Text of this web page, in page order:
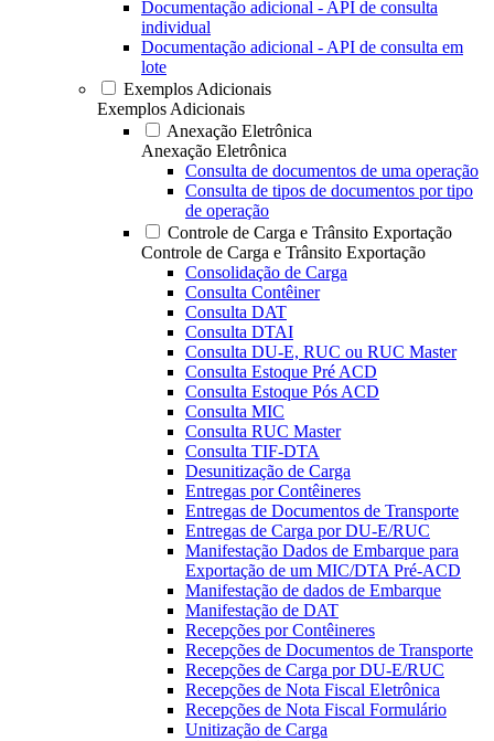
Documentação adicional - API de consulta
individual
Documentação adicional - API de consulta em
lote
Exemplos Adicionais
Exemplos Adicionais
Anexação Eletrônica
Anexação Eletrônica
Consulta de documentos de uma operação
Consulta de tipos de documentos por tipo
de operação
Controle de Carga e Trânsito Exportação
Controle de Carga e Trânsito Exportação
Consolidação de Carga
Consulta Contêiner
Consulta DAT
Consulta DTAI
Consulta DU-E, RUC ou RUC Master
Consulta Estoque Pré ACD
Consulta Estoque Pós ACD
Consulta MIC
Consulta RUC Master
Consulta TIF-DTA
Desunitização de Carga
Entregas por Contêineres
Entregas de Documentos de Transporte
Entregas de Carga por DU-E/RUC
Manifestação Dados de Embarque para
Exportação de um MIC/DTA Pré-ACD
Manifestação de dados de Embarque
Manifestação de DAT
Recepções por Contêineres
Recepções de Documentos de Transporte
Recepções de Carga por DU-E/RUC
Recepções de Nota Fiscal Eletrônica
Recepções de Nota Fiscal Formulário
Unitização de Carga